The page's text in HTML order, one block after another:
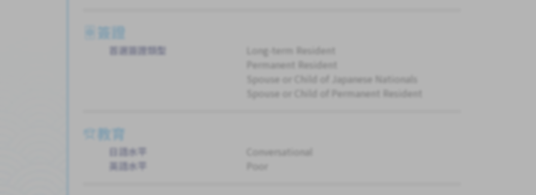
簽證
首選簽證類型
Long-term Resident
Permanent Resident
Spouse or Child of Japanese Nationals
Spouse or Child of Permanent Resident
教育
日語水平
Conversational
英語水平
Poor